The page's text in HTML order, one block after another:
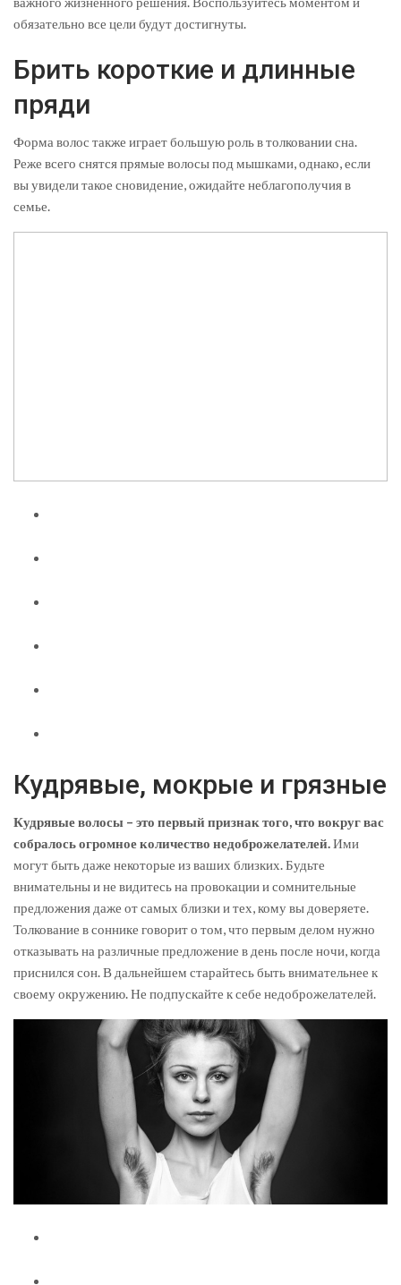
обязательно все цели будут достигнуты.
Брить короткие и длинные
пряди
Форма волос также играет большую роль в толковании сна.
Реже всего снятся прямые волосы под мышками, однако, если
вы увидели такое сновидение, ожидайте неблагополучия в
семье.
Кудрявые, мокрые и грязные
Кудрявые волосы – это первый признак того, что вокруг вас
собралось огромное количество недоброжелателей.Ими
могут быть даже некоторые из ваших близких. Будьте
внимательны и не видитесь на провокации и сомнительные
предложения даже от самых близки и тех, кому вы доверяете.
Толкование в соннике говорит о том, что первым делом нужно
отказывать на различные предложение в день после ночи, когда
приснился сон. В дальнейшем старайтесь быть внимательнее к
своему окружению. Не подпускайте к себе недоброжелателей.